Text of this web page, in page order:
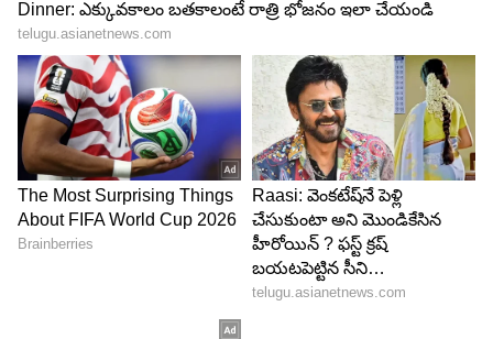
Image Credit :Getty
గుమ్మడి గింజలు...
చర్మాన్ని అందంగా మార్చడానికి, మొటిమల సమస్యను
తగ్గించడానికి కూడా గుమ్మడి గింజలు చాలా బాగా
సహాయపడతాయి. అంతేకాదు... ఈ గింజల్లో జింక్
పుష్కలంగా ఉంటుంది. ఇది కొల్లాజెన్ ఉత్పత్తిని
పెంచుతుంది. దీని వల్ల యవ్వనంగా కనిపిస్తారు. ఇందులో
ఉండే ప్రోటీన్, ఆరోగ్యకరమైన ఫ్యాట్స్ మీ చర్మాన్ని మెరిసేలా